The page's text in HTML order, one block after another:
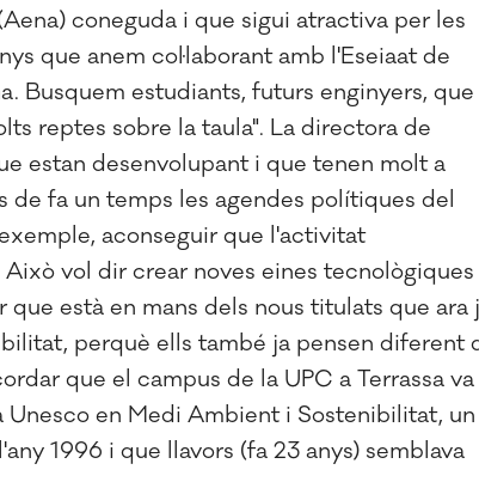
coneguda i que sigui atractiva per les
que anem col·laborant amb l'Eseiaat de
Busquem estudiants, futurs enginyers, que
reptes sobre la taula". La directora de
estan desenvolupant i que tenen molt a
fa un temps les agendes polítiques del
aconseguir que l'activitat
vol dir crear noves eines tecnològiques
està en mans dels nous titulats que ara
perquè ells també ja pensen diferent
que el campus de la UPC a Terrassa va
Unesco en Medi Ambient i Sostenibilitat, un
1996 i que llavors (fa 23 anys) semblava